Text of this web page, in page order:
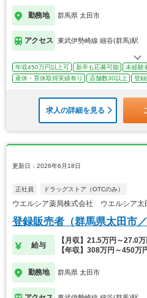
勤務地 群馬県 太田市
アクセス 東武伊勢崎線 細谷(群馬)駅
年収450万円以上可 新卒も応募可能 未経験
産休・育休取得実績有り
店舗数30以上 登録
求人の詳細を見る
更新日：2026年6月18日
正社員 ドラッグストア（OTCのみ）
ウエルシア薬局株式会社 ウエルシア太
登録販売者（群馬県太田市
給与
【月収】21.5万円～27.0万
【年収】308万円～450万
勤務地 群馬県 太田市